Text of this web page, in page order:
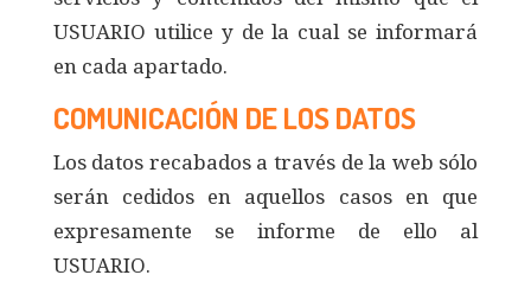
USUARIO utilice y de la cual se informará
en cada apartado.
COMUNICACIÓN DE LOS DATOS
Los datos recabados a través de la web sólo
serán cedidos en aquellos casos en que
expresamente se informe de ello al
USUARIO.